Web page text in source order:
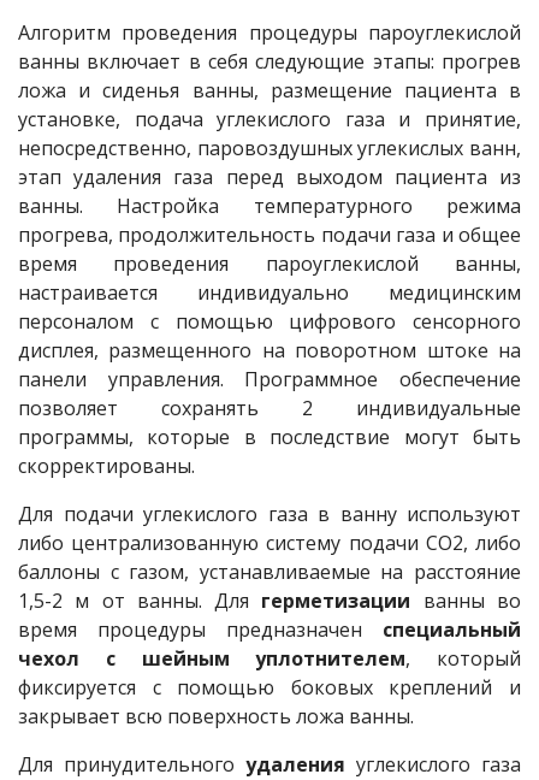
Алгоритм проведения процедуры пароуглекислой
ванны включает в себя следующие этапы: прогрев
ложа и сиденья ванны, размещение пациента в
установке, подача углекислого газа и принятие,
непосредственно, паровоздушных углекислых ванн,
этап удаления газа перед выходом пациента из
ванны. Настройка температурного режима
прогрева, продолжительность подачи газа и общее
время проведения пароуглекислой ванны,
настраивается индивидуально медицинским
персоналом с помощью цифрового сенсорного
дисплея, размещенного на поворотном штоке на
панели управления. Программное обеспечение
позволяет сохранять 2 индивидуальные
программы, которые в последствие могут быть
скорректированы.
Для подачи углекислого газа в ванну используют
либо централизованную систему подачи CO2, либо
баллоны с газом, устанавливаемые на расстояние
1,5-2 м от ванны. Для герметизации ванны во
время процедуры предназначен специальный
чехол с шейным уплотнителем, который
фиксируется с помощью боковых креплений и
закрывает всю поверхность ложа ванны.
Для принудительного удаления углекислого газа